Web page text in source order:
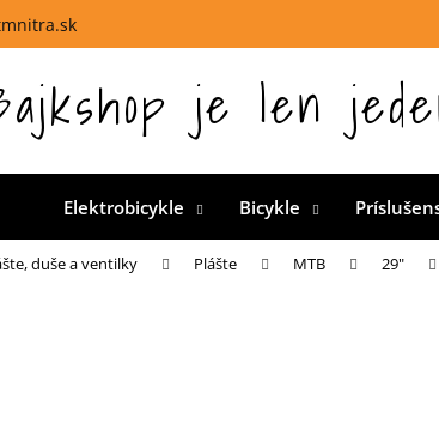
predajňa pre CTM bicykle na Slovensku
je len
Elektrobicykle Bicykle
duše a ventilky Plášte MTB 29"